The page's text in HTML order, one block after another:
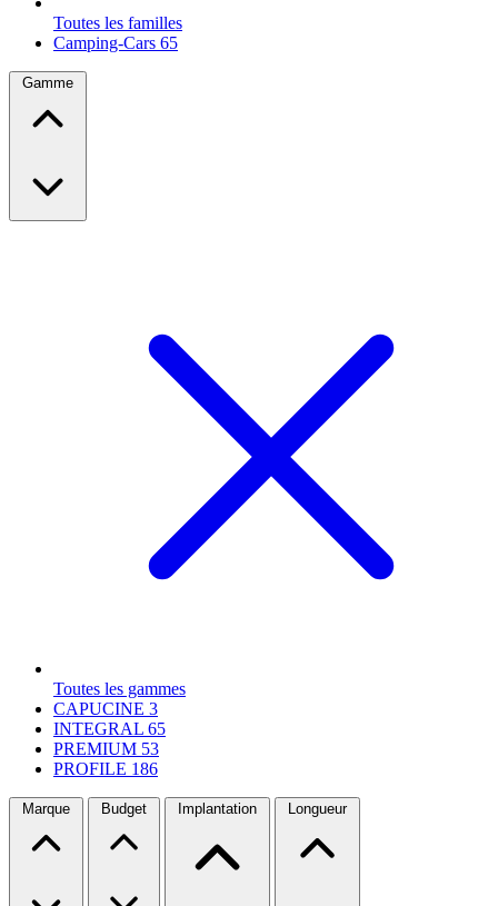
Toutes les familles
Camping-Cars 65
Gamme
Toutes les gammes
CAPUCINE 3
INTEGRAL 65
PREMIUM 53
PROFILE 186
Marque Budget Implantation Longueur